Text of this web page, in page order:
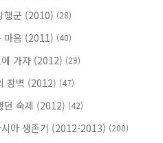
행군 (2010) (28)
마음 (2011) (40)
가자 (2012) (29)
장벽 (2012) (47)
던 숙제 (2012) (42)
시아 생존기 (2012-2013) (200)